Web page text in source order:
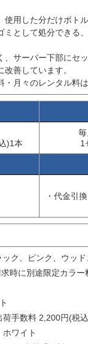
用した分だけボト
として処分できる
サーバー下部にセ
善しています。
月々のレンタル料は
)1本
1
・代金引
ク、ピンク、ウッド
時に別途限定カラー
手数料 2,200円(税込
ワイト